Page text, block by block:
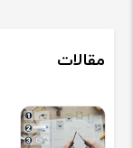
مقالات